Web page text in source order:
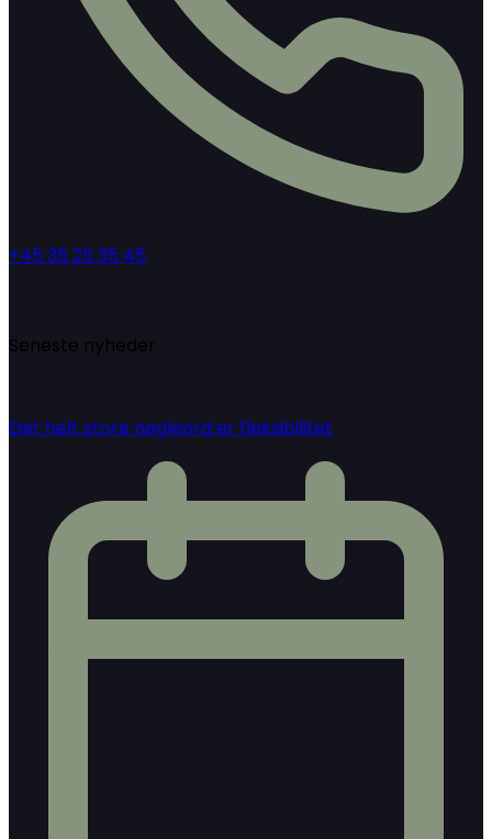
+45 35 25 35 45
Seneste nyheder
Det helt store nøgleord er fleksibilitet